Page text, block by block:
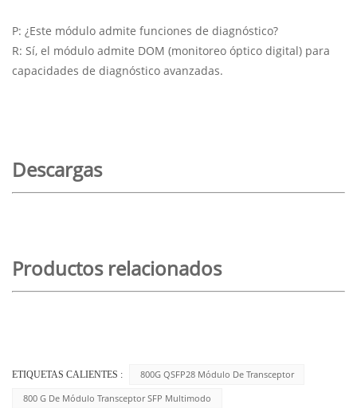
P: ¿Este módulo admite funciones de diagnóstico?
R: Sí, el módulo admite DOM (monitoreo óptico digital) para
capacidades de diagnóstico avanzadas.
Descargas
Productos relacionados
ETIQUETAS CALIENTES :
800G QSFP28 Módulo De Transceptor
800 G De Módulo Transceptor SFP Multimodo